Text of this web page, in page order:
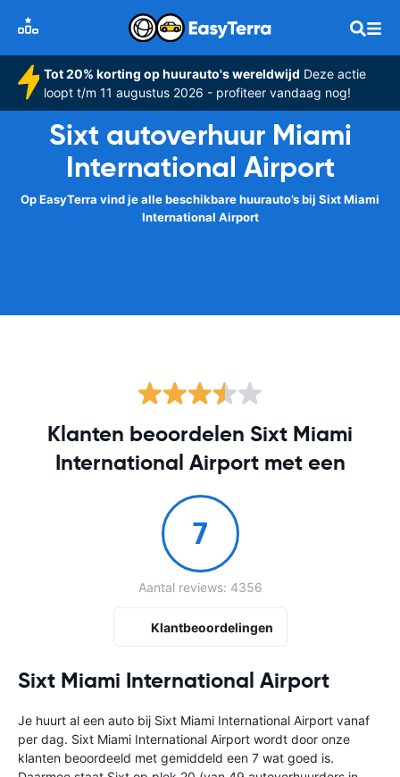
Tot 20% korting op huurauto's wereldwijd Deze actie
loopt t/m 11 augustus 2026 - profiteer vandaag nog!
Sixt autoverhuur Miami
International Airport
Op EasyTerra vind je alle beschikbare huurauto’s bij Sixt Miami
International Airport
Sixt Miami International Airport
Je huurt al een auto bij Sixt Miami International Airport vanaf
per dag. Sixt Miami International Airport wordt door onze
klanten beoordeeld met gemiddeld een 7 wat goed is.
Klanten beoordelen Sixt Miami
International Airport met een
7
Aantal reviews: 4356
Klantbeoordelingen